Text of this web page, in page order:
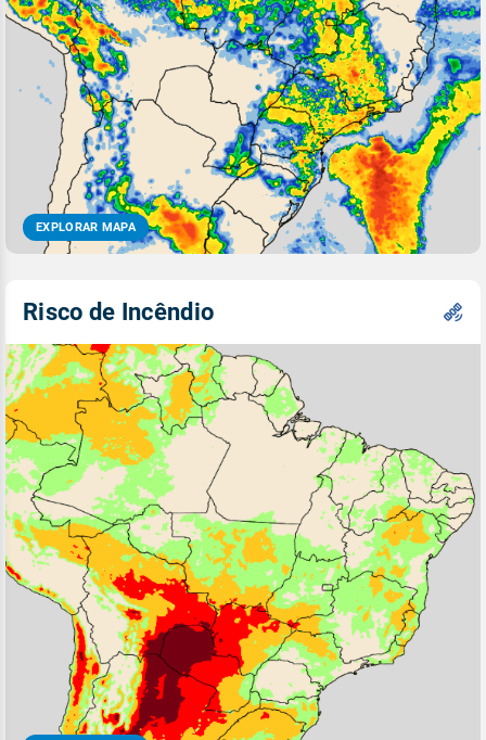
EXPLORAR MAPA
Risco de Incêndio